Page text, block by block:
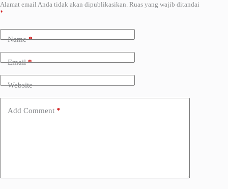
Alamat email Anda tidak akan dipublikasikan. Ruas yang wajib ditandai
*
Name*
Email*
Website
Add Comment *
A
l
r
n
a
v
e